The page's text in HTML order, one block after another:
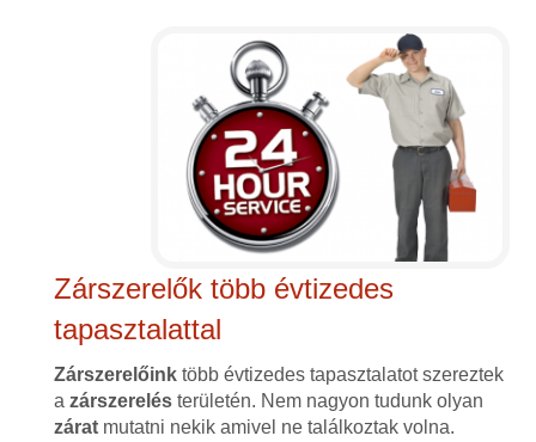
Zárszerelők több évtizedes
tapasztalattal
Zárszerelőinktöbb évtizedes tapasztalatot szereztek
a zárszerelésterületén. Nem nagyon tudunk olyan
záratmutatni nekik amivel ne találkoztak volna.